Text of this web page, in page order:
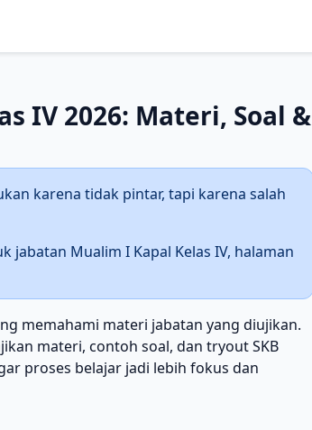
IV 2026: Materi, Soal &
karena tidak pintar, tapi karena salah
jabatan Mualim I Kapal Kelas IV, halaman
memahami materi jabatan yang diujikan.
materi, contoh soal, dan tryout SKB
proses belajar jadi lebih fokus dan